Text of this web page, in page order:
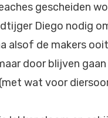
gescheiden
Diego nodig
alsof de makers
door blijven
wat voor